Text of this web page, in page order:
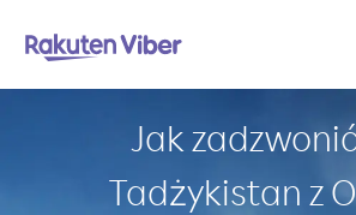
Jak
Tadżykistan z